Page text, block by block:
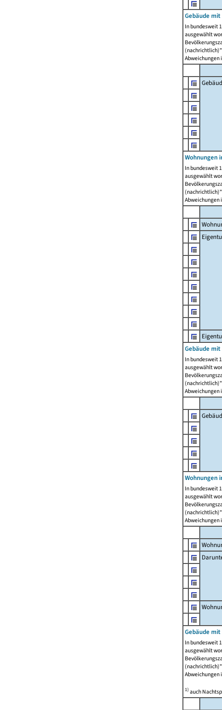
Gebäude mit
In bundesweit
ausgewählt
Abweichungen
Wohnungen
In bundesweit
ausgewählt
Abweichungen
Gebäude
In bundesweit
ausgewählt
Abweichungen
Wohnungen
In bundesweit
ausgewählt
Abweichungen
Gebäude
In bundesweit
ausgewählt
Abweichungen
1)auch